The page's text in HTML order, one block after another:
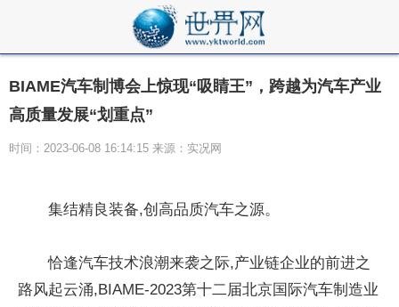
BIAME汽车制博会上惊现“吸睛王”，跨越为汽车产业
高质量发展“划重点”
时间：2023-06-08 16:14:15 来源：实况网
集结精良装备,创高品质汽车之源。
恰逢汽车技术浪潮来袭之际,产业链企业的前进之
路风起云涌,BIAME-2023第十二届北京国际汽车制造业